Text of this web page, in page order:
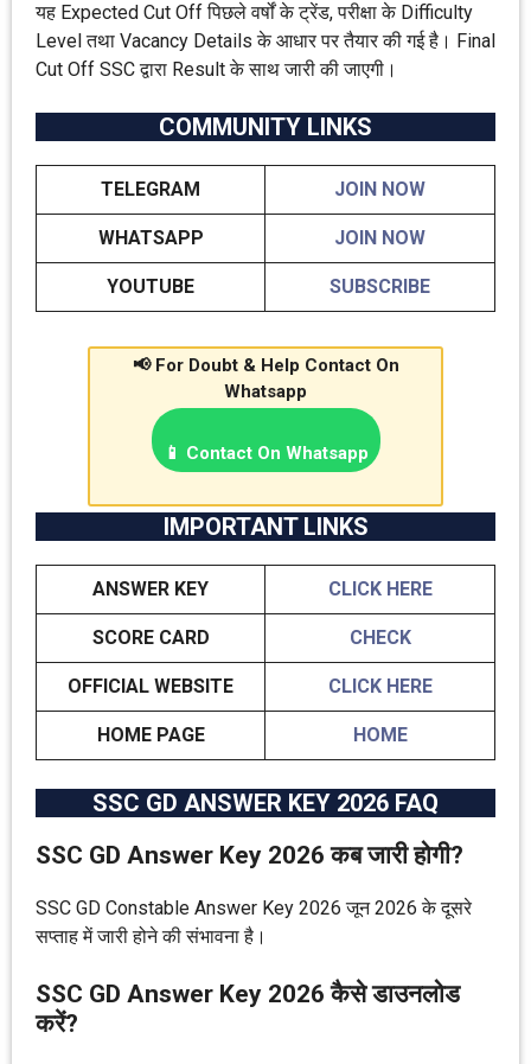
यह Expected Cut Off पिछले वर्षों के ट्रेंड, परीक्षा के Difficulty
Level तथा Vacancy Details के आधार पर तैयार की गई है। Final
Cut Off SSC द्वारा Result के साथ जारी की जाएगी।
COMMUNITY LINKS
TELEGRAM JOIN NOW
WHATSAPP JOIN NOW
YOUTUBE SUBSCRIBE
📢 For Doubt & Help Contact On
Whatsapp
📱 Contact On Whatsapp
IMPORTANT LINKS
ANSWER KEY CLICK HERE
SCORE CARD CHECK
OFFICIAL WEBSITE CLICK HERE
HOME PAGE HOME
SSC GD ANSWER KEY 2026 FAQ
SSC GD Answer Key 2026 कब जारी होगी?
SSC GD Constable Answer Key 2026 जून 2026 के दूसरे
सप्ताह में जारी होने की संभावना है।
SSC GD Answer Key 2026 कैसे डाउनलोड
करें?